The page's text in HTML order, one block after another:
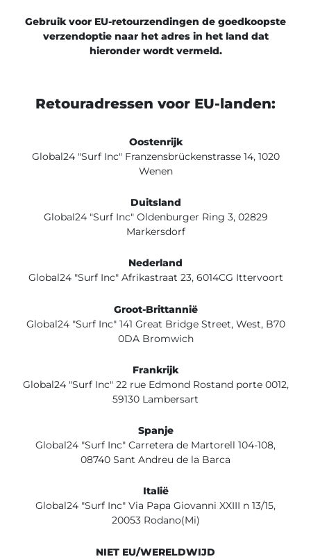
Gebruik voor EU-retourzendingen de goedkoopste
verzendoptie naar het adres in het land dat
hieronder wordt vermeld.
Retouradressen voor EU-landen:
Oostenrijk
Global24 "Surf Inc" Franzensbrückenstrasse 14, 1020
Wenen
Duitsland
Global24 "Surf Inc" Oldenburger Ring 3, 02829
Markersdorf
Nederland
Global24 "Surf Inc" Afrikastraat 23, 6014CG Ittervoort
Groot-Brittannië
Global24 "Surf Inc" 141 Great Bridge Street, West, B70
0DA Bromwich
Frankrijk
Global24 "Surf Inc" 22 rue Edmond Rostand porte 0012,
59130 Lambersart
Spanje
Global24 "Surf Inc" Carretera de Martorell 104-108,
08740 Sant Andreu de la Barca
Italië
Global24 "Surf Inc" Via Papa Giovanni XXIII n 13/15,
20053 Rodano(Mi)
NIET EU/WERELDWIJD